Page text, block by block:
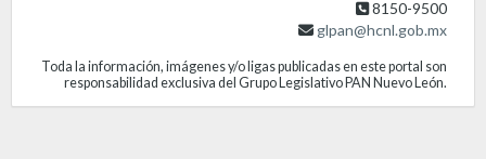
8150-9500
glpan@hcnl.gob.mx
Toda la información, imágenes y/o ligas publicadas en este portal son
responsabilidad exclusiva del Grupo Legislativo PAN Nuevo León.